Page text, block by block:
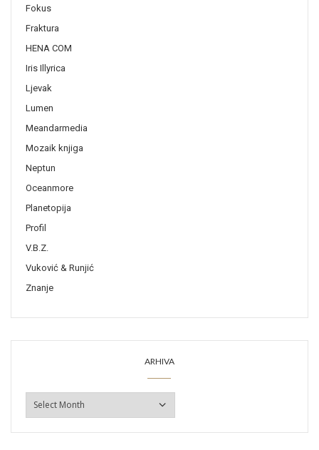
Fokus
Fraktura
HENA COM
Iris Illyrica
Ljevak
Lumen
Meandarmedia
Mozaik knjiga
Neptun
Oceanmore
Planetopija
Profil
V.B.Z.
Vuković & Runjić
Znanje
ARHIVA
ARHIVA